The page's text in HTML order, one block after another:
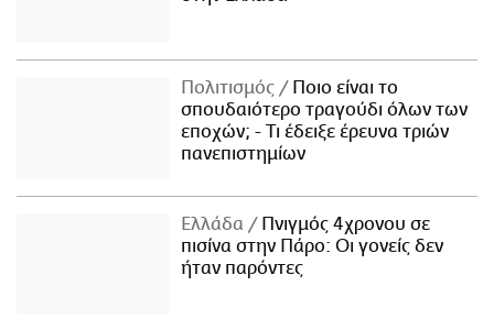
Πολιτισμός
Ποιο είναι το
σπουδαιότερο τραγούδι όλων των
εποχών; - Τι έδειξε έρευνα τριών
πανεπιστημίων
Ελλάδα
Πνιγμός 4χρονου σε
πισίνα στην Πάρο: Οι γονείς δεν
ήταν παρόντες